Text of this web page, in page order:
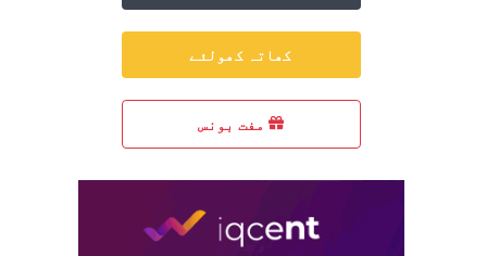
کھاتہ کھولئے
مفت بونس